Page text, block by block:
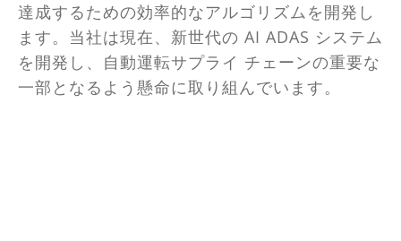
達成するための効率的なアルゴリズムを開発し
ます。当社は現在、新世代の AI ADAS システム
を開発し、自動運転サプライ チェーンの重要な
一部となるよう懸命に取り組んでいます。